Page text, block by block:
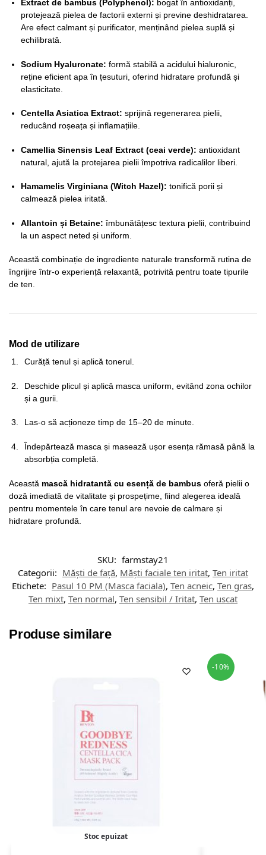
Extract de bambus (Polyphenol): bogat în antioxidanți,
protejează pielea de factorii externi și previne deshidratarea.
Are efect calmant și purificator, menținând pielea suplă și
echilibrată.
Sodium Hyaluronate: formă stabilă a acidului hialuronic,
reține eficient apa în țesuturi, oferind hidratare profundă și
elasticitate.
Centella Asiatica Extract: sprijină regenerarea pielii,
reducând roșeața și inflamațiile.
Camellia Sinensis Leaf Extract (ceai verde): antioxidant
natural, ajută la protejarea pielii împotriva radicalilor liberi.
Hamamelis Virginiana (Witch Hazel): tonifică porii și
calmează pielea iritată.
Allantoin și Betaine: îmbunătățesc textura pielii, contribuind
la un aspect neted și uniform.
Această combinație de ingrediente naturale transformă rutina de
îngrijire într-o experiență relaxantă, potrivită pentru toate tipurile
de ten.
Mod de utilizare
Curăță tenul și aplică tonerul.
Deschide plicul și aplică masca uniform, evitând zona ochilor
și a gurii.
Las-o să acționeze timp de 15–20 de minute.
Îndepărtează masca și masează ușor esența rămasă până la
absorbția completă.
Această mască hidratantă cu esență de bambus oferă pielii o
doză imediată de vitalitate și prospețime, fiind alegerea ideală
pentru momentele în care tenul are nevoie de calmare și
hidratare profundă.
SKU: farmstay21
Categorii: Măști de față, Măști faciale ten iritat, Ten iritat
Etichete: Pasul 10 PM (Masca faciala), Ten acneic, Ten gras,
Ten mixt, Ten normal, Ten sensibil / Iritat, Ten uscat
Produse similare
Stoc epuizat
-10%